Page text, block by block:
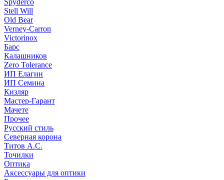
Spyderco
Stell Will
Old Bear
Verney-Carron
Victorinox
Барс
Калашников
Zero Tolerance
ИП Елагин
ИП Семина
Кизляр
Мастер-Гарант
Мачете
Прочее
Русский стиль
Северная корона
Титов А.С.
Точилки
Оптика
Аксессуары для оптики